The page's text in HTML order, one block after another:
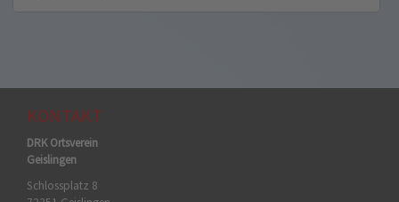
KONTAKT
DRK Ortsverein
Geislingen
Schlossplatz 8